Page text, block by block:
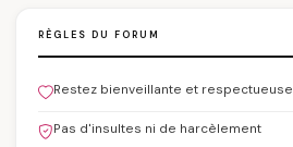
RÈGLES DU FORUM
Restez bienveillante et respectueuse
Pas d'insultes ni de harcèlement